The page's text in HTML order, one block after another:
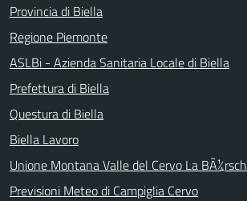
Provincia di Biella
Regione Piemonte
ASLBi - Azienda Sanitaria Locale di Biella
Prefettura di Biella
Questura di Biella
Biella Lavoro
Unione Montana Valle del Cervo La BÃ¼rsch
Previsioni Meteo di Campiglia Cervo